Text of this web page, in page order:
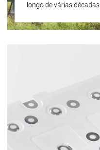
longo de várias décadas.